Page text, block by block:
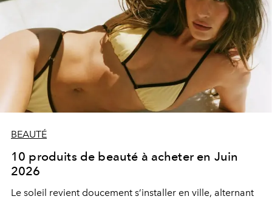
BEAUTÉ
10 produits de beauté à acheter en Juin
2026
Le soleil revient doucement s’installer en ville, alternant